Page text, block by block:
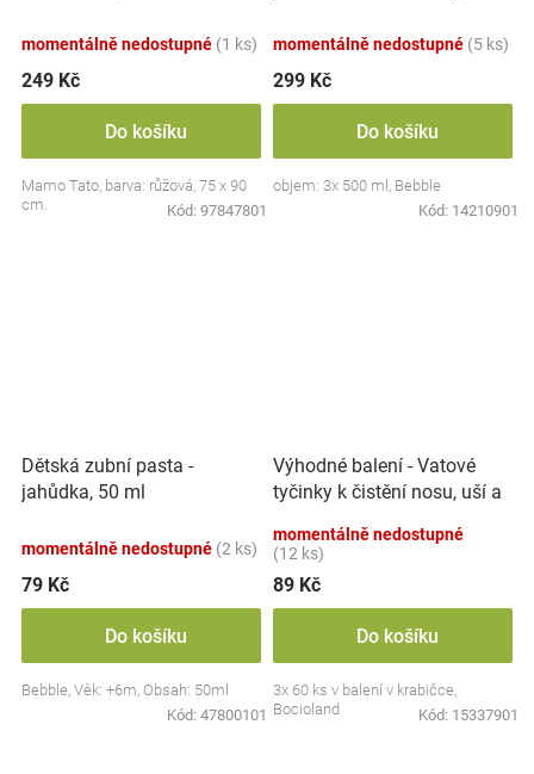
momentálně nedostupné (1 ks)
249 Kč
Do košíku
Mamo Tato, barva: růžová, 75 x 90
cm.
Kód: 97847801
momentálně nedostupné (5 ks)
299 Kč
Do košíku
objem: 3x 500 ml, Bebble
Kód: 14210901
Dětská zubní pasta -
jahůdka, 50 ml
momentálně nedostupné (2 ks)
79 Kč
Do košíku
Bebble, Věk: +6m, Obsah: 50ml
Kód: 47800101
Výhodné balení - Vatové
tyčinky k čistění nosu, uší a
momentálně nedostupné
(12 ks)
89 Kč
Do košíku
3x 60 ks v balení v krabičce,
Bocioland
Kód: 15337901